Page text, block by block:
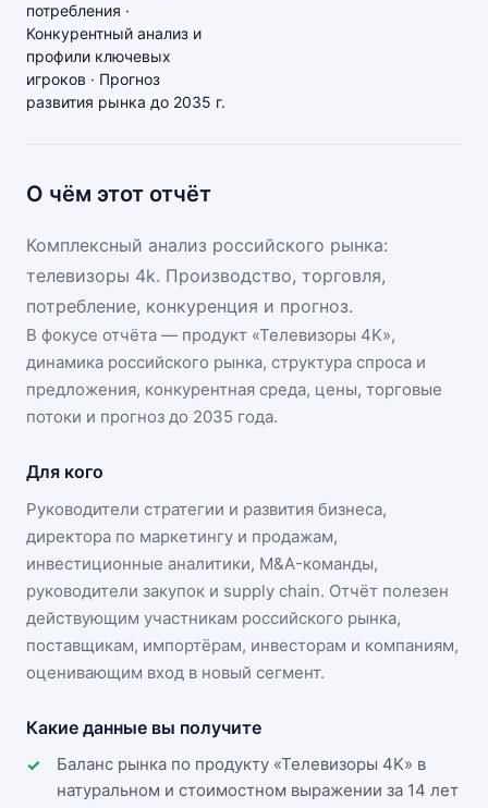
потребления ·
Конкурентный анализ и
профили ключевых
игроков · Прогноз
развития рынка до 2035 г.
О чём этот отчёт
Комплексный анализ российского рынка:
телевизоры 4k. Производство, торговля,
потребление, конкуренция и прогноз.
В фокусе отчёта — продукт «Телевизоры 4K»,
динамика российского рынка, структура спроса и
предложения, конкурентная среда, цены, торговые
потоки и прогноз до 2035 года.
Для кого
Руководители стратегии и развития бизнеса,
директора по маркетингу и продажам,
инвестиционные аналитики, M&A-команды,
руководители закупок и supply chain. Отчёт полезен
действующим участникам российского рынка,
поставщикам, импортёрам, инвесторам и компаниям,
оценивающим вход в новый сегмент.
Какие данные вы получите
Баланс рынка по продукту «Телевизоры 4K» в
натуральном и стоимостном выражении за 14 лет